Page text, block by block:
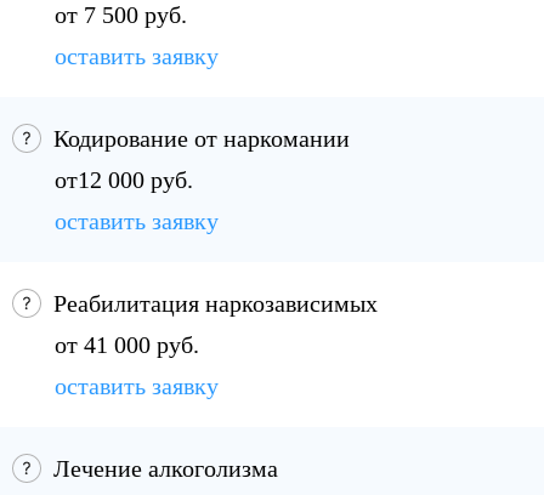
от 7 500 руб.
оставить заявку
Кодирование от наркомании
от12 000 руб.
оставить заявку
Реабилитация наркозависимых
от 41 000 руб.
оставить заявку
Лечение алкоголизма